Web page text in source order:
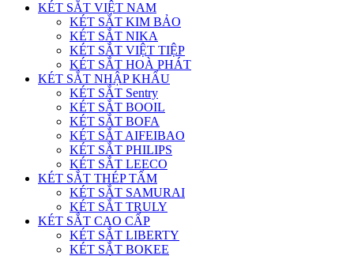
KÉT SẮT VIỆT NAM
KÉT SẮT KIM BẢO
KÉT SẮT NIKA
KÉT SẮT VIỆT TIỆP
KÉT SẮT HOÀ PHÁT
KÉT SẮT NHẬP KHẨU
KÉT SẮT Sentry
KÉT SẮT BOOIL
KÉT SẮT BOFA
KÉT SẮT AIFEIBAO
KÉT SẮT PHILIPS
KÉT SẮT LEECO
KÉT SẮT THÉP TẤM
KÉT SẮT SAMURAI
KÉT SẮT TRULY
KÉT SẮT CAO CẤP
KÉT SẮT LIBERTY
KÉT SẮT BOKEE